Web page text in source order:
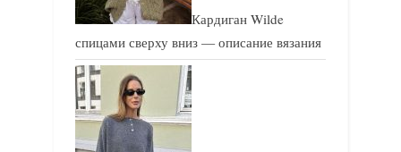
Кардиган Wilde
спицами сверху вниз — описание вязания